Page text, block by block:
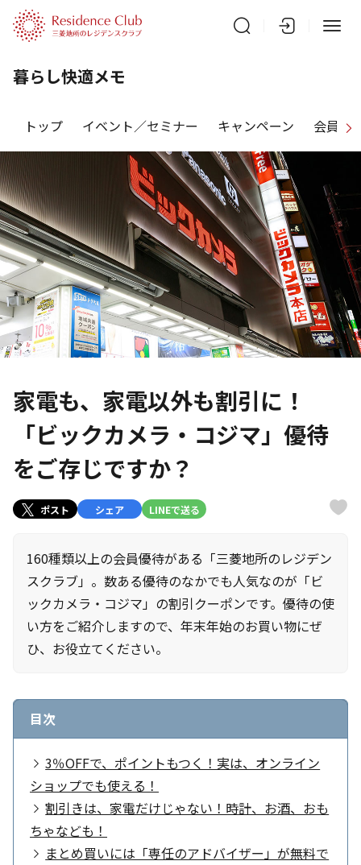
暮らし快適メモ
トップ イベント／セミナー キャンペーン 会員特
家電も、家電以外も割引に！
「ビックカメラ・コジマ」優待
をご存じですか？
ポスト シェア LINEで送る
160種類以上の会員優待がある「三菱地所のレジデン
スクラブ」。数ある優待のなかでも人気なのが「ビ
ックカメラ・コジマ」の割引クーポンです。優待の使
い方をご紹介しますので、年末年始のお買い物にぜ
ひ、お役立てください。
目次
3％OFFで、ポイントもつく！実は、オンライン
ショップでも使える！
割引きは、家電だけじゃない！時計、お酒、おも
ちゃなども！
まとめ買いには「専任のアドバイザー」が無料で